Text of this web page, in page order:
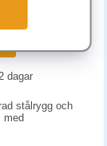
dagar
stålrygg och
med